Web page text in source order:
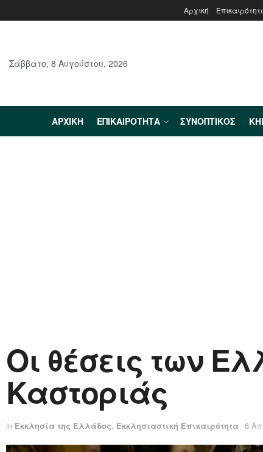
Αρχική
Σάββατο, 8 Αυγούστου, 2026
ΑΡΧΙΚΉ ΕΠΙΚΑΙΡΌΤΗΤΑ ΣΥΝΟΠΤΙΚΌΣ
Οι θέσεις των
Καστοριάς
in Εκκλησία της Ελλάδος, Εκκλησιαστική Επικαιρότητα 6